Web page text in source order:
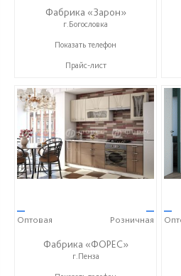
Фабрика «Зарон»
г.Богословка
+7 (8412) 21-50-66
Показать телефон
Прайс-лист
—
Оптовая
—
Розничная
Фабрика «ФОРЕС»
г.Пенза
—